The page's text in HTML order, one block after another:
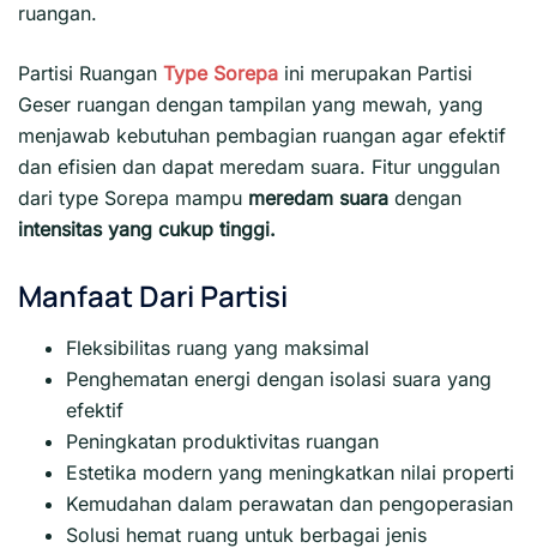
ruangan.
Partisi Ruangan Type Sorepa ini merupakan Partisi
Geser ruangan dengan tampilan yang mewah, yang
menjawab kebutuhan pembagian ruangan agar efektif
dan efisien dan dapat meredam suara. Fitur unggulan
dari type Sorepa mampu meredam suara dengan
intensitas yang cukup tinggi.
Manfaat Dari Partisi
Fleksibilitas ruang yang maksimal
Penghematan energi dengan isolasi suara yang
efektif
Peningkatan produktivitas ruangan
Estetika modern yang meningkatkan nilai properti
Kemudahan dalam perawatan dan pengoperasian
Solusi hemat ruang untuk berbagai jenis